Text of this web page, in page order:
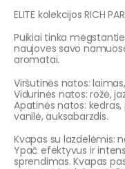
ELITE kolekcijos RICH
Puikiai tinka
naujoves savo
aromatai.
Viršutinės natos:
Vidurinės natos: rožė,
Apatinės natos:
vanilė, auksabarzdis.
Kvapas su lazdelėmis:
Ypač efektyvus ir
sprendimas. Kvapas